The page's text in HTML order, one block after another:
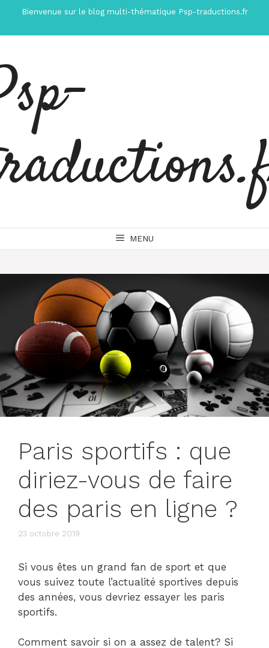
contenu
Bienvenue sur le blog multi-thématique Psp-traductions.fr
MENU
Paris sportifs : que
diriez-vous de faire
des paris en ligne ?
23 octobre 2019
Si vous êtes un grand fan de sport et que
vous suivez toute l’actualité sportives depuis
des années, vous devriez essayer les paris
sportifs.
Comment savoir si on a assez de talent? Si